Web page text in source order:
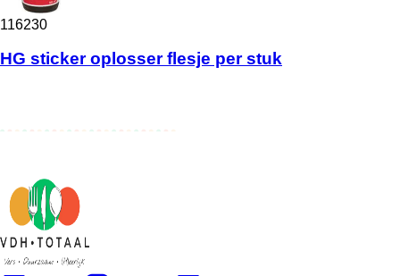
116230
HG sticker oplosser flesje per stuk